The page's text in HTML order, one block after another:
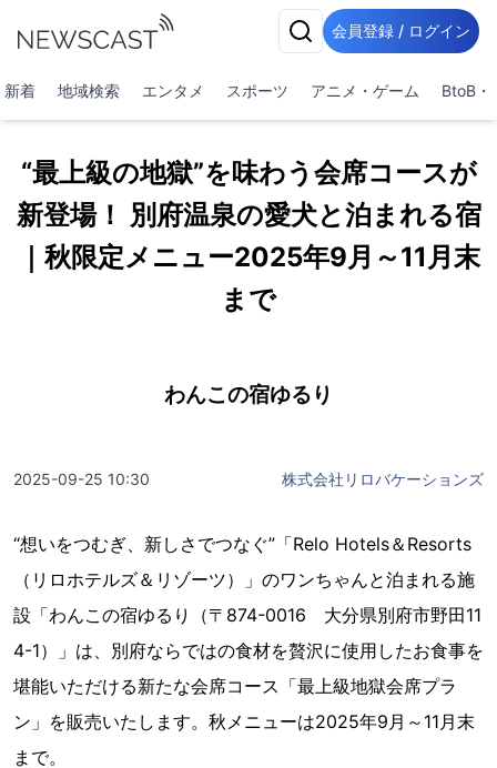
会員登録 / ログイン
新着 地域検索 エンタメ スポーツ アニメ・ゲーム BtoB・
“最上級の地獄”を味わう会席コースが
新登場！ 別府温泉の愛犬と泊まれる宿
｜秋限定メニュー2025年9月～11月末
まで
わんこの宿ゆるり
2025-09-25 10:30 株式会社リロバケーションズ
“想いをつむぎ、新しさでつなぐ”「Relo Hotels＆Resorts
（リロホテルズ＆リゾーツ）」のワンちゃんと泊まれる施
設「わんこの宿ゆるり（〒874-0016 大分県別府市野田11
4-1）」は、別府ならではの食材を贅沢に使用したお食事を
堪能いただける新たな会席コース「最上級地獄会席プラ
ン」を販売いたします。秋メニューは2025年9月～11月末
まで。